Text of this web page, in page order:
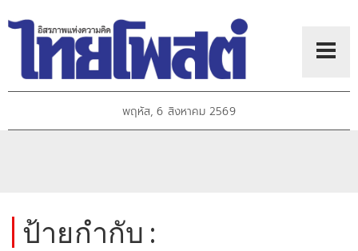
พฤหัส, 6 สิงหาคม 2569
ป้ายกำกับ :